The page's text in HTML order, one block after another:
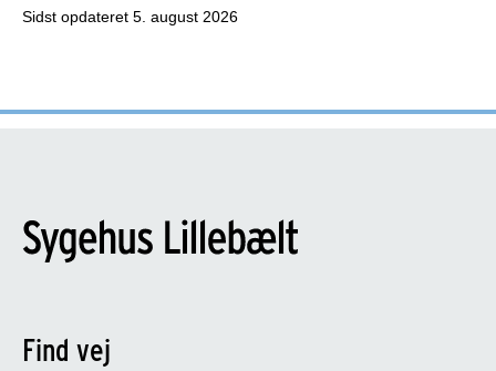
Sidst opdateret 5. august 2026
Find vej